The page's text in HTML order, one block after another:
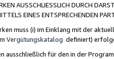
AUSSCHLIESSLICH DURCH
EINES ENTSPRECHENDEN
muss (i) im Einklang mit der
Vergütungskatalog definiert)
ausschließlich für den in der